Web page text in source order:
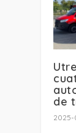
de
2025-